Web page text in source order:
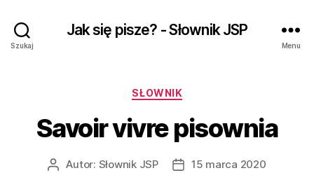
Szukaj
Jak się pisze? - Słownik JSP
Menu
Kategorie
SŁOWNIK
Savoir vivre pisownia
AutorAutor: Słownik JSP
Data15 marca 2020